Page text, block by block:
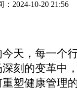
2024-10-20 21:56
天，每一个
刻的变革中
塑健康管理